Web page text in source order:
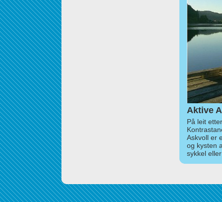
Aktive
På leit
Askvoll er
og kysten
sykkel